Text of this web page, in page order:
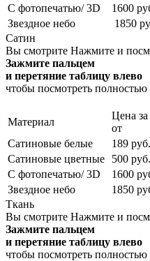
С фотопечатью/ 3D
1600
Звездное небо
1850
Сатин
Вы смотрите Нажмите и
Зажмите пальцем
и перетяние таблицу влево
чтобы посмотреть полностью
Материал
Цена
от
Сатиновые белые
189 руб.
Сатиновые цветные
500 руб.
С фотопечатью/ 3D
1600
Звездное небо
1850
Ткань
Вы смотрите Нажмите и
Зажмите пальцем
и перетяние таблицу влево
чтобы посмотреть полностью